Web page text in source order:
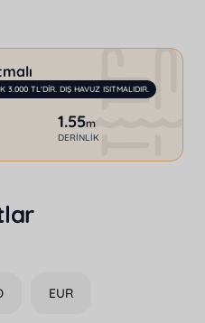
3.000 TL'DIR. DIŞ HAVUZ ISITMALIDIR.
1.55m
DERINLIK
EUR